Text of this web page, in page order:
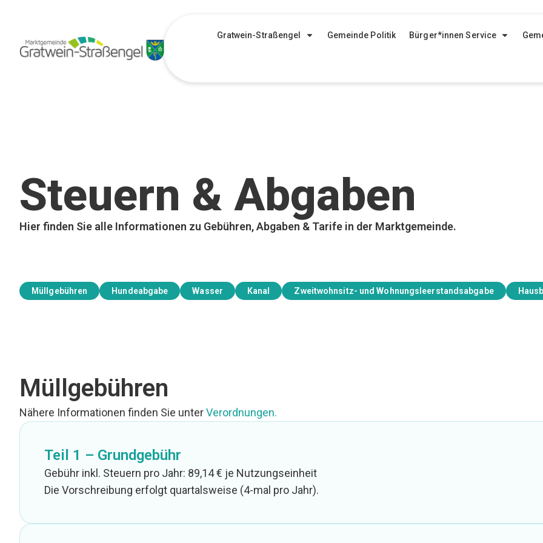
Gratwein-Straßengel Gemeinde Politik Bürger*innen Service
Steuern & Abgaben
Hier finden Sie alle Informationen zu Gebühren, Abgaben & Tarife in der Marktgemeinde.
Müllgebühren Hundeabgabe Wasser Kanal Zweitwohnsitz- und Wohnungsleerstandsabgabe
Müllgebühren
Nähere Informationen finden Sie unterVerordnungen.
Teil 1 – Grundgebühr
Gebühr inkl. Steuern pro Jahr: 89,14 € je Nutzungseinheit
Die Vorschreibung erfolgt quartalsweise (4-mal pro Jahr).